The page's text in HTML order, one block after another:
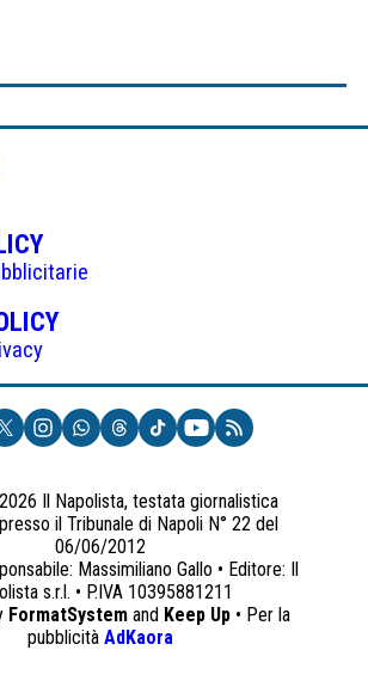
(APRE
IN
UNA
NUOVA
(APRE
UNA
NUOVA
SCHEDA)
Il Napolista, testata giornalistica
il Tribunale di Napoli N° 22 del
06/06/2012
Massimiliano Gallo • Editore: Il
s.r.l. • P.IVA 10395881211
FormatSystemand Keep Up• Per la
pubblicità AdKaora